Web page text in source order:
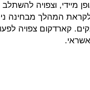
מיידי, וצפויה
המהלך מבחינה
קארדקום צפויה